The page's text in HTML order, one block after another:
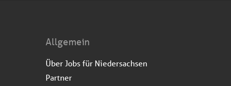
Allgemein
Über Jobs für Niedersachsen
Partner